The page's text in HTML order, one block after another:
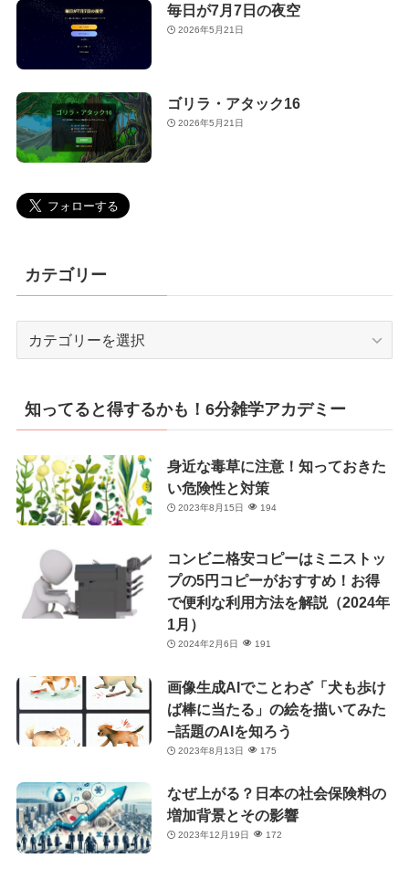
毎日が7月7日の夜空
2026年5月21日
ゴリラ・アタック16
2026年5月21日
カテゴリー
リ
ー
知ってると得するかも！6分雑学アカデミー
身近な毒草に注意！知っておきた
い危険性と対策
2023年8月15日 194
コンビニ格安コピーはミニストッ
プの5円コピーがおすすめ！お得
で便利な利用方法を解説（2024年
1月）
2024年2月6日 191
画像生成AIでことわざ「犬も歩け
ば棒に当たる」の絵を描いてみた
−話題のAIを知ろう
2023年8月13日 175
なぜ上がる？日本の社会保険料の
増加背景とその影響
2023年12月19日 172